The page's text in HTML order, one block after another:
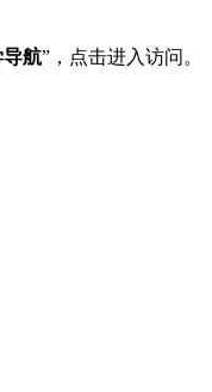
航”，点击进入访问。